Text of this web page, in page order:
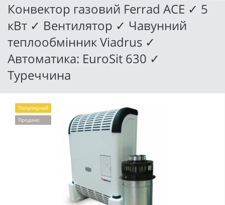
Конвектор газовий Ferrad ACE ✓ 5
кВт ✓ Вентилятор ✓ Чавунний
теплообмінник Viadrus ✓
Автоматика: EuroSit 630 ✓
Туреччина
Популярний
Продано